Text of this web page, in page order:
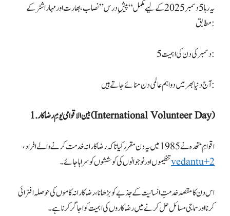
یہ رہا 5 دسمبر 2025 کے لیے مکمل “پیشِ درس” نصاب، بھارت اور مہاراشٹر کے
مطابق:
5 دسمبر کی دن کی اہمیت:
آج دنیا بھر میں دو اہم عالمی دن منائے جاتے ہیں:
1. بین الاقوامی یومِ رضاکار (International Volunteer Day)
اقوامِ متحدہ نے 1985 میں یہ دن مقرر کیا تاکہ رضاکارانہ خدمت کرنے والے افراد،
تنظیموں اور نوجوانوں کی کوششوں کو سراہا جائے۔vedantu+2
اس دن کا مقصد خدمتِ انسانیت کے جذبے کو بڑھانا، رضاکارانہ کاموں کی حوصلہ افزائی
کرنا اور سماجی مسائل حل کرنے میں رضاکاروں کی اہمیت کو اجاگر کرنا ہے۔